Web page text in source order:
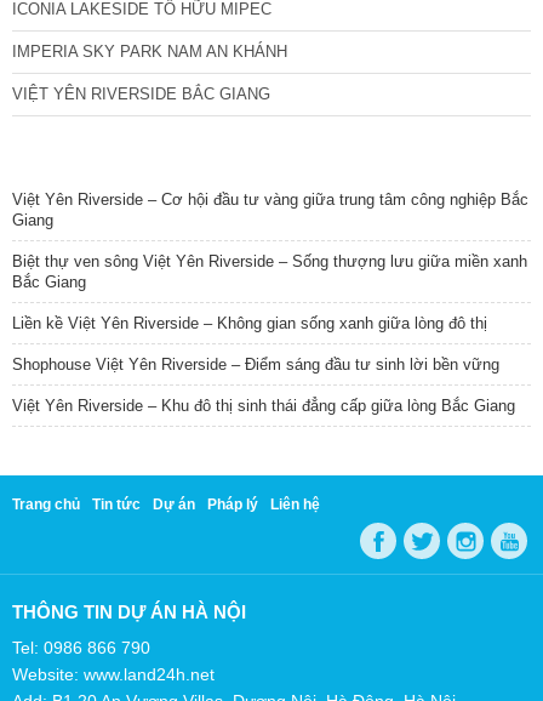
ICONIA LAKESIDE TỐ HỮU MIPEC
IMPERIA SKY PARK NAM AN KHÁNH
VIỆT YÊN RIVERSIDE BẮC GIANG
Việt Yên Riverside – Cơ hội đầu tư vàng giữa trung tâm công nghiệp Bắc
Giang
Biệt thự ven sông Việt Yên Riverside – Sống thượng lưu giữa miền xanh
Bắc Giang
Liền kề Việt Yên Riverside – Không gian sống xanh giữa lòng đô thị
Shophouse Việt Yên Riverside – Điểm sáng đầu tư sinh lời bền vững
Việt Yên Riverside – Khu đô thị sinh thái đẳng cấp giữa lòng Bắc Giang
Trang chủ Tin tức Dự án Pháp lý Liên hệ
THÔNG TIN DỰ ÁN HÀ NỘI
Tel: 0986 866 790
Website: www.land24h.net